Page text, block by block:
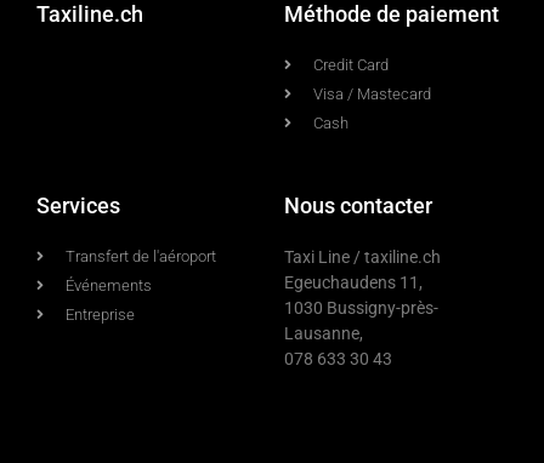
Taxiline.ch Méthode de paiement
Credit Card
Visa / Mastecard
Cash
Services
Transfert de l'aéroport
Événements
Entreprise
Nous contacter
Taxi Line / taxiline.ch
Egeuchaudens 11,
1030 Bussigny-près-
Lausanne,
078 633 30 43